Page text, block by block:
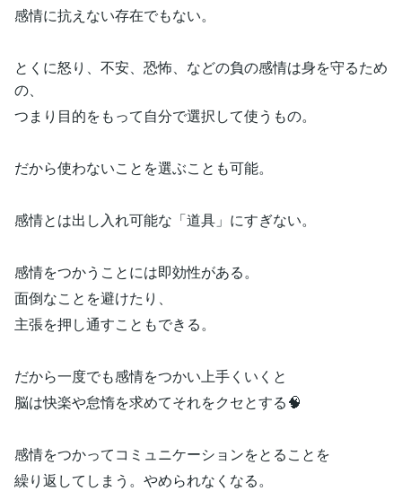
感情に抗えない存在でもない。
とくに怒り、不安、恐怖、などの負の感情は身を守るため
の、
つまり目的をもって自分で選択して使うもの。
だから使わないことを選ぶことも可能。
感情とは出し入れ可能な「道具」にすぎない。
感情をつかうことには即効性がある。
面倒なことを避けたり、
主張を押し通すこともできる。
だから一度でも感情をつかい上手くいくと
脳は快楽や怠惰を求めてそれをクセとする🧠
感情をつかってコミュニケーションをとることを
繰り返してしまう。やめられなくなる。